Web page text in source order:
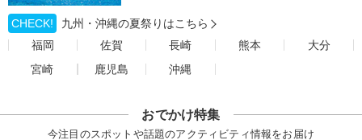
CHECK!
九州・沖縄の夏祭りはこちら
福岡
佐賀 長崎 熊本
大分
宮崎
鹿児島 沖縄
おでかけ特集
今注目のスポットや話題のアクティビティ情報をお届け